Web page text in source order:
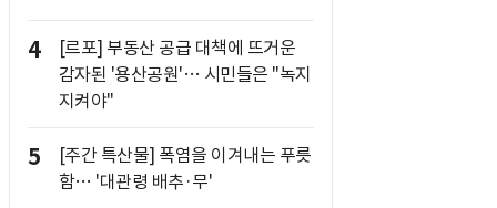
4
[르포] 부동산 공급 대책에 뜨거운
감자된 '용산공원'… 시민들은 "녹지
지켜야"
5
[주간 특산물] 폭염을 이겨내는 푸릇
함… '대관령 배추·무'